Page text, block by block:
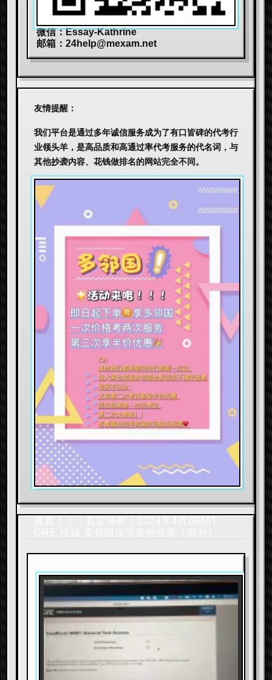
微信：Essay-Kathrine
邮箱： 24help@mexam.net
友情提醒：
我们平台是通过多年诚信服务成为了有口皆碑的代考行
业领头羊，是高品质和高通过率代考服务的代名词，与
其他抄袭内容、花钱做排名的网站完全不同。